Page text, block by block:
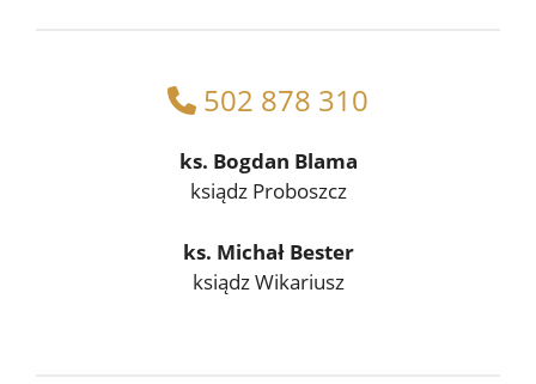
502 878 310
ks. Bogdan Blama
ksiądz Proboszcz
ks. Michał Bester
ksiądz Wikariusz